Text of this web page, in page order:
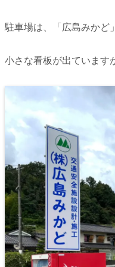
駐車場は、「広島みかど
小さな看板が出ています